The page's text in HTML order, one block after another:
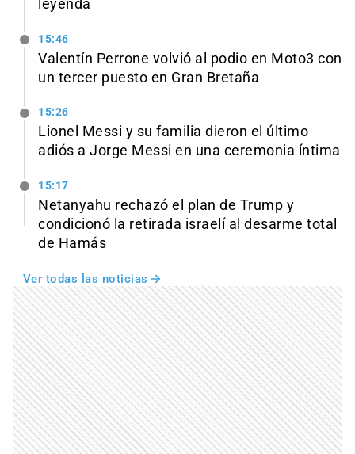
leyenda
15:46
Valentín Perrone volvió al podio en Moto3 con
un tercer puesto en Gran Bretaña
15:26
Lionel Messi y su familia dieron el último
adiós a Jorge Messi en una ceremonia íntima
15:17
Netanyahu rechazó el plan de Trump y
condicionó la retirada israelí al desarme total
de Hamás
Ver todas las noticias